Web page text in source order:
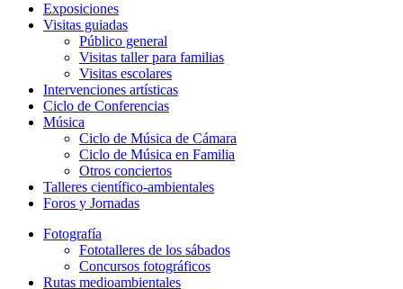
Exposiciones
Visitas guiadas
Público general
Visitas taller para familias
Visitas escolares
Intervenciones artísticas
Ciclo de Conferencias
Música
Ciclo de Música de Cámara
Ciclo de Música en Familia
Otros conciertos
Talleres científico-ambientales
Foros y Jornadas
Fotografía
Fototalleres de los sábados
Concursos fotográficos
Rutas medioambientales